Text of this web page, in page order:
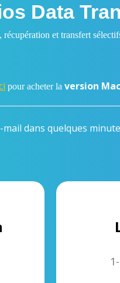
Data
récupération et transfert
pour acheter la version Mac
dans quelques